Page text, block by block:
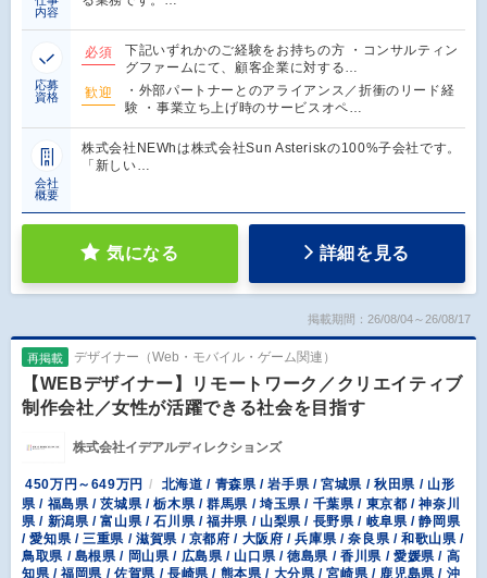
内容
応募
資格
必須
下記いずれかのご経験をお持ちの方 ・コンサルティン
グファームにて、顧客企業に対する…
歓迎
・外部パートナーとのアライアンス／折衝のリード経
験 ・事業立ち上げ時のサービスオペ…
会社
概要
株式会社NEWhは株式会社Sun Asteriskの100%子会社です。
「新しい…
気になる 詳細を見る
掲載期間：26/08/04～26/08/17
再掲載 デザイナー（Web・モバイル・ゲーム関連）
【WEBデザイナー】リモートワーク／クリエイティブ
制作会社／女性が活躍できる社会を目指す
株式会社イデアルディレクションズ
450万円～649万円
北海道 / 青森県 / 岩手県 / 宮城県 / 秋田県 / 山形
県 / 福島県 / 茨城県 / 栃木県 / 群馬県 / 埼玉県 / 千葉県 / 東京都 / 神奈川
県 / 新潟県 / 富山県 / 石川県 / 福井県 / 山梨県 / 長野県 / 岐阜県 / 静岡県
/ 愛知県 / 三重県 / 滋賀県 / 京都府 / 大阪府 / 兵庫県 / 奈良県 / 和歌山県 /
鳥取県 / 島根県 / 岡山県 / 広島県 / 山口県 / 徳島県 / 香川県 / 愛媛県 / 高
知県 / 福岡県 / 佐賀県 / 長崎県 / 熊本県 / 大分県 / 宮崎県 / 鹿児島県 / 沖